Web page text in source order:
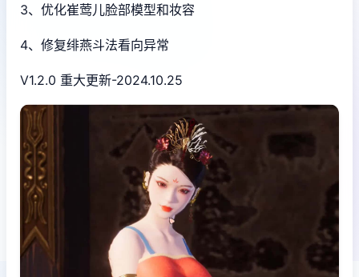
3、优化崔莺儿脸部模型和妆容
4、修复绯燕斗法看向异常
V1.2.0 重大更新-2024.10.25